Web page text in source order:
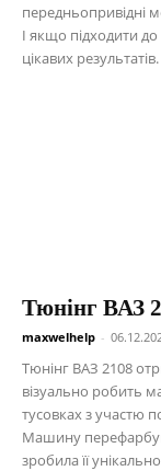
передньопривідні
І якщо підходити
цікавих результатів.
Тюнінг ВАЗ
maxwelhelp -
Тюнінг ВАЗ 2108
візуально робить
тусовках з участю
Машину
зробила її